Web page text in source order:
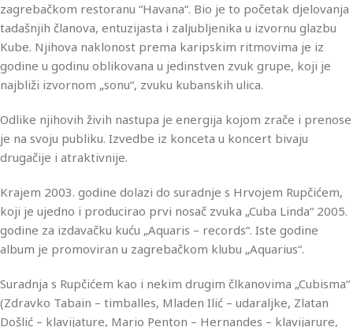
zagrebačkom restoranu “Havana“. Bio je to početak djelovanja
tadašnjih članova, entuzijasta i zaljubljenika u izvornu glazbu
Kube. Njihova naklonost prema karipskim ritmovima je iz
godine u godinu oblikovana u jedinstven zvuk grupe, koji je
najbliži izvornom „sonu“, zvuku kubanskih ulica.
Odlike njihovih živih nastupa je energija kojom zrače i prenose
je na svoju publiku. Izvedbe iz konceta u koncert bivaju
drugačije i atraktivnije.
Krajem 2003. godine dolazi do suradnje s Hrvojem Rupčićem,
koji je ujedno i producirao prvi nosač zvuka „Cuba Linda“ 2005.
godine za izdavačku kuću „Aquaris – records“. Iste godine
album je promoviran u zagrebačkom klubu „Aquarius“.
Suradnja s Rupčićem kao i nekim drugim člkanovima „Cubisma“
(Zdravko Tabain – timballes, Mladen Ilić – udaraljke, Zlatan
Došlić – klavijature, Mario Penton – Hernandes – klavijarure,